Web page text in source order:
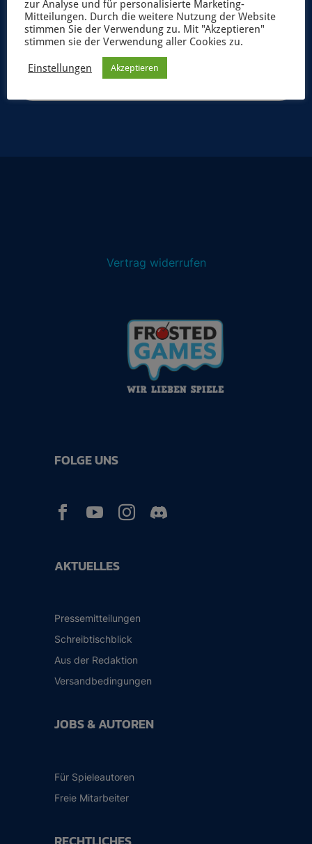
JETZT ANMELDEN
Vertrag widerrufen
AKTUELLES
Pressemitteilungen
Schreibtischblick
Aus der Redaktion
Versandbedingungen
JOBS & AUTOREN
Für Spieleautoren
Freie Mitarbeiter
FOLGE UNS
  
zur Analyse und für personalisierte Marketing-
Mitteilungen. Durch die weitere Nutzung der Website
stimmen Sie der Verwendung zu. Mit "Akzeptieren"
stimmen sie der Verwendung aller Cookies zu.
Einstellungen Akzeptieren